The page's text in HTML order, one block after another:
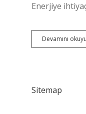
Enerjiye
Devamını
Sitemap